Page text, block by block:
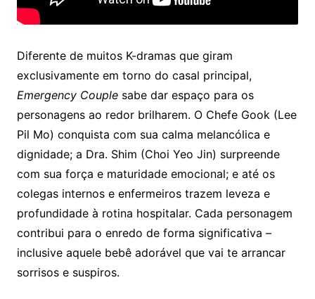
Diferente de muitos K-dramas que giram
exclusivamente em torno do casal principal,
Emergency Couplesabe dar espaço para os
personagens ao redor brilharem. O Chefe Gook (Lee
Pil Mo) conquista com sua calma melancólica e
dignidade; a Dra. Shim (Choi Yeo Jin) surpreende
com sua força e maturidade emocional; e até os
colegas internos e enfermeiros trazem leveza e
profundidade à rotina hospitalar. Cada personagem
contribui para o enredo de forma significativa –
inclusive aquele bebê adorável que vai te arrancar
sorrisos e suspiros.